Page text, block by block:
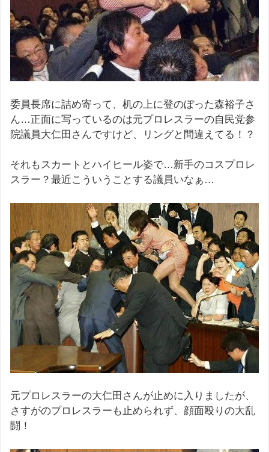
委員長席に詰め寄って、机の上に登のぼった森裕子さ
ん…正面に写っているのは元プロレスラーの自民党参
院議員大仁田さんですけど、リングと間違えてる！？
それもスカートとハイヒール姿で…新手のコスプロレ
スラー？最近こういうことする議員いなぁ…
元プロレスラーの大仁田さんが止めに入りましたが、
さすがのプロレスラーも止められず、顔面殴りの大乱
闘！